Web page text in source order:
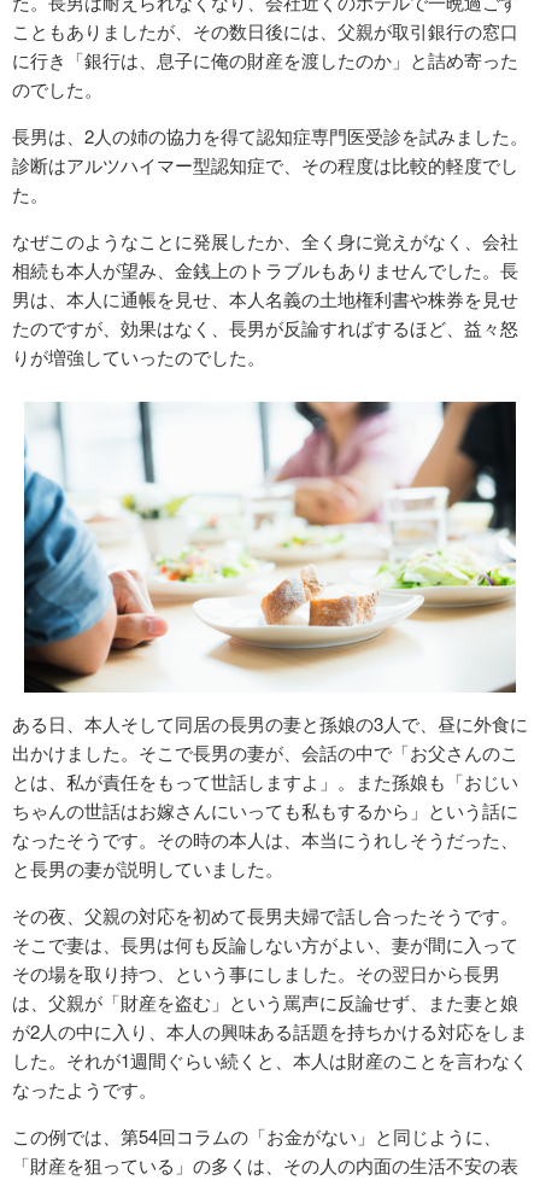
こともありましたが、その数日後には、父親が取引銀行の窓口
に行き「銀行は、息子に俺の財産を渡したのか」と詰め寄った
のでした。
長男は、2人の姉の協力を得て認知症専門医受診を試みました。
診断はアルツハイマー型認知症で、その程度は比較的軽度でし
た。
なぜこのようなことに発展したか、全く身に覚えがなく、会社
相続も本人が望み、金銭上のトラブルもありませんでした。長
男は、本人に通帳を見せ、本人名義の土地権利書や株券を見せ
たのですが、効果はなく、長男が反論すればするほど、益々怒
りが増強していったのでした。
ある日、本人そして同居の長男の妻と孫娘の3人で、昼に外食に
出かけました。そこで長男の妻が、会話の中で「お父さんのこ
とは、私が責任をもって世話しますよ」。また孫娘も「おじい
ちゃんの世話はお嫁さんにいっても私もするから」という話に
なったそうです。その時の本人は、本当にうれしそうだった、
と長男の妻が説明していました。
その夜、父親の対応を初めて長男夫婦で話し合ったそうです。
そこで妻は、長男は何も反論しない方がよい、妻が間に入って
その場を取り持つ、という事にしました。その翌日から長男
は、父親が「財産を盗む」という罵声に反論せず、また妻と娘
が2人の中に入り、本人の興味ある話題を持ちかける対応をしま
した。それが1週間ぐらい続くと、本人は財産のことを言わなく
なったようです。
この例では、第54回コラムの「お金がない」と同じように、
「財産を狙っている」の多くは、その人の内面の生活不安の表